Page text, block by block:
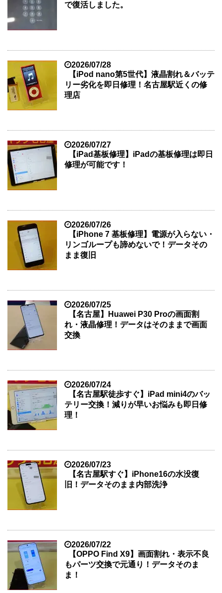
で復活しました。
2026/07/28
【iPod nano第5世代】液晶割れ＆バッテ
リー劣化を即日修理！名古屋駅近くの修
理店
2026/07/27
【iPad基板修理】iPadの基板修理は即日
修理が可能です！
2026/07/26
【iPhone 7 基板修理】電源が入らない・
リンゴループも諦めないで！データその
まま復旧
2026/07/25
【名古屋】Huawei P30 Proの画面割
れ・液晶修理！データはそのままで画面
交換
2026/07/24
【名古屋駅徒歩すぐ】iPad mini4のバッ
テリー交換！減りが早いお悩みも即日修
理！
2026/07/23
【名古屋駅すぐ】iPhone16の水没復
旧！データそのまま内部洗浄
2026/07/22
【OPPO Find X9】画面割れ・表示不良
もパーツ交換で元通り！データそのま
ま！